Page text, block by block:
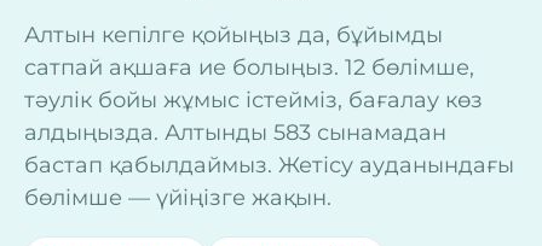
Алтын кепілге қойыңыз да, бұйымды
сатпай ақшаға ие болыңыз. 12 бөлімше,
тәулік бойы жұмыс істейміз, бағалау көз
алдыңызда. Алтынды 583 сынамадан
бастап қабылдаймыз. Жетісу ауданындағы
бөлімше — үйіңізге жақын.